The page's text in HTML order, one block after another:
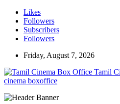
Likes
Followers
Subscribers
Followers
Friday, August 7, 2026
Tamil
cinema boxoffice